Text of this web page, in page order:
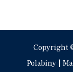
Copyright
Polabiny |